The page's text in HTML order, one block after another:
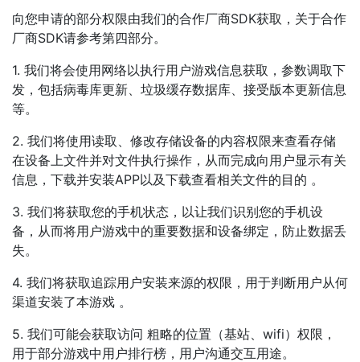
向您申请的部分权限由我们的合作厂商SDK获取，关于合作
厂商SDK请参考第四部分。
1. 我们将会使用网络以执行用户游戏信息获取，参数调取下
发，包括病毒库更新、垃圾缓存数据库、接受版本更新信息
等。
2. 我们将使用读取、修改存储设备的内容权限来查看存储
在设备上文件并对文件执行操作，从而完成向用户显示有关
信息，下载并安装APP以及下载查看相关文件的目的 。
3. 我们将获取您的手机状态，以让我们识别您的手机设
备，从而将用户游戏中的重要数据和设备绑定，防止数据丢
失。
4. 我们将获取追踪用户安装来源的权限，用于判断用户从何
渠道安装了本游戏 。
5. 我们可能会获取访问 粗略的位置（基站、wifi）权限，
用于部分游戏中用户排行榜，用户沟通交互用途。